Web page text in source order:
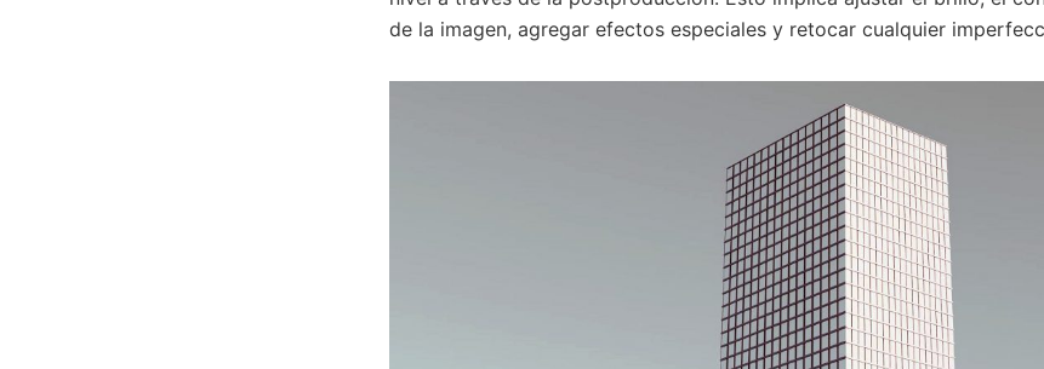
de la imagen, agregar efectos especiales y retocar cualquier